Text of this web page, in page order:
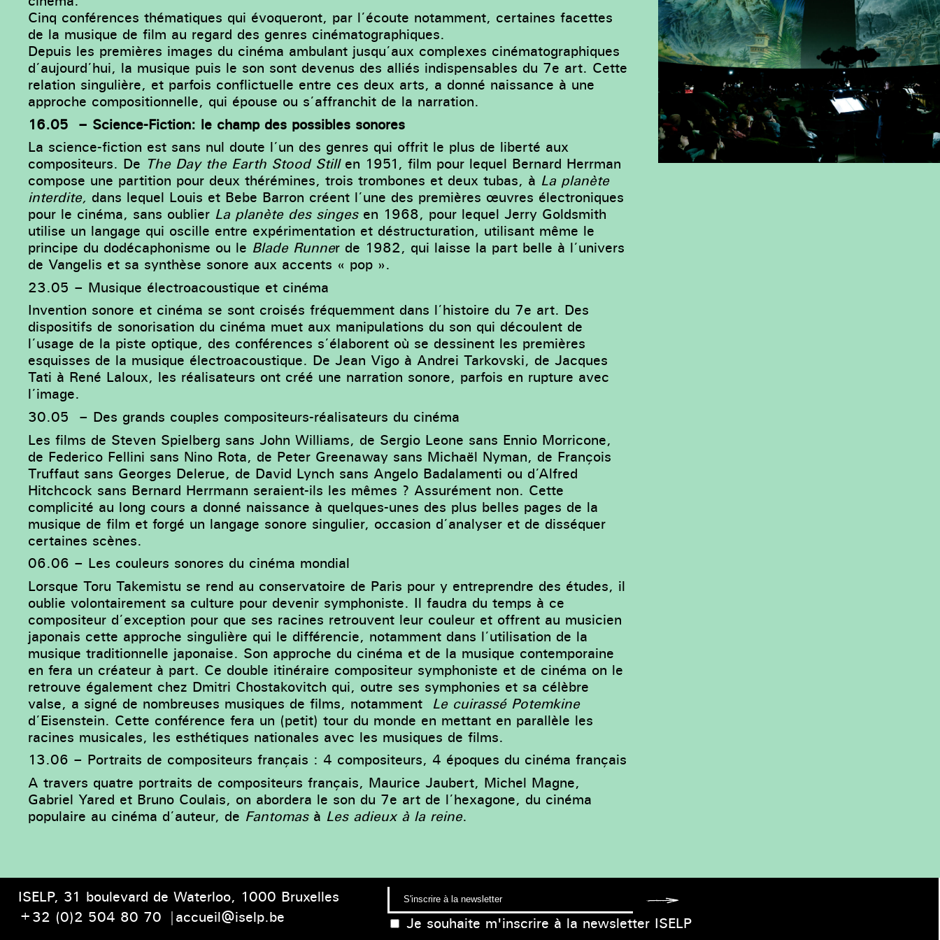
On Mars, Ars Musica 2022, musique de film par
Brian Eno, accompagnée par les images de
François Schuiten - filmmuziek van Brian Eno,
begeleid door de beelden van François Schuiten -
film music by Brian Eno, accompanied by the
images of François Schuiten © Antoine Porcher
Cinq conférences thématiques qui évoqueront, par l’écoute notamment, certaines facettes
de la musique de film au regard des genres cinématographiques.
Depuis les premières images du cinéma ambulant jusqu’aux complexes cinématographiques
d’aujourd’hui, la musique puis le son sont devenus des alliés indispensables du 7e art. Cette
relation singulière, et parfois conflictuelle entre ces deux arts, a donné naissance à une
approche compositionnelle, qui épouse ou s’affranchit de la narration.
16.05 – Science-Fiction: le champ des possibles sonores
La science-fiction est sans nul doute l’un des genres qui offrit le plus de liberté aux
compositeurs. De The Day the Earth Stood Still en 1951, film pour lequel Bernard Herrman
compose une partition pour deux thérémines, trois trombones et deux tubas, à La planète
interdite, dans lequel Louis et Bebe Barron créent l’une des premières œuvres électroniques
pour le cinéma, sans oublier La planète des singesen 1968, pour lequel Jerry Goldsmith
utilise un langage qui oscille entre expérimentation et déstructuration, utilisant même le
principe du dodécaphonisme ou le Blade Runner de 1982, qui laisse la part belle à l’univers
de Vangelis et sa synthèse sonore aux accents « pop ».
23.05 – Musique électroacoustique et cinéma
Invention sonore et cinéma se sont croisés fréquemment dans l’histoire du 7e art. Des
dispositifs de sonorisation du cinéma muet aux manipulations du son qui découlent de
l’usage de la piste optique, des conférences s’élaborent où se dessinent les premières
esquisses de la musique électroacoustique. De Jean Vigo à Andrei Tarkovski, de Jacques
Tati à René Laloux, les réalisateurs ont créé une narration sonore, parfois en rupture avec
l’image.
30.05 – Des grands couples compositeurs-réalisateurs du cinéma
Les films de Steven Spielberg sans John Williams, de Sergio Leone sans Ennio Morricone,
de Federico Fellini sans Nino Rota, de Peter Greenaway sans Michaël Nyman, de François
Truffaut sans Georges Delerue, de David Lynch sans Angelo Badalamenti ou d’Alfred
Hitchcock sans Bernard Herrmann seraient-ils les mêmes ? Assurément non. Cette
complicité au long cours a donné naissance à quelques-unes des plus belles pages de la
musique de film et forgé un langage sonore singulier, occasion d’analyser et de disséquer
certaines scènes.
06.06 – Les couleurs sonores du cinéma mondial
Lorsque Toru Takemistu se rend au conservatoire de Paris pour y entreprendre des études, il
oublie volontairement sa culture pour devenir symphoniste. Il faudra du temps à ce
compositeur d’exception pour que ses racines retrouvent leur couleur et offrent au musicien
japonais cette approche singulière qui le différencie, notamment dans l’utilisation de la
musique traditionnelle japonaise. Son approche du cinéma et de la musique contemporaine
en fera un créateur à part. Ce double itinéraire compositeur symphoniste et de cinéma on le
retrouve également chez Dmitri Chostakovitch qui, outre ses symphonies et sa célèbre
valse, a signé de nombreuses musiques de films, notamment Le cuirassé Potemkine
d’Eisenstein. Cette conférence fera un (petit) tour du monde en mettant en parallèle les
racines musicales, les esthétiques nationales avec les musiques de films.
13.06 – Portraits de compositeurs français : 4 compositeurs, 4 époques du cinéma français
A travers quatre portraits de compositeurs français, Maurice Jaubert, Michel Magne,
Gabriel Yared et Bruno Coulais, on abordera le son du 7e art de l’hexagone, du cinéma
populaire au cinéma d’auteur, de Fantomasà Les adieux à la reine.
ISELP, 31 boulevard de Waterloo, 1000 Bruxelles
+32 (0)2 504 80 70 |accueil@iselp.be Je souhaite m'inscrire à la newsletter ISELP